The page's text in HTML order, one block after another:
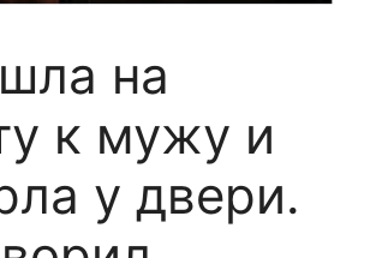
на
к мужу и
у двери.